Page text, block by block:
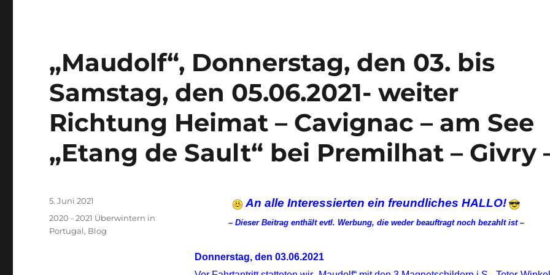
„Maudolf“, Donnerstag, den 03. bis
Samstag, den 05.06.2021- weiter
Richtung Heimat – Cavignac – am See
„Etang de Sault“ bei Premilhat – Givry
An alle Interessierten ein freundliches HALLO!
– Dieser Beitrag enthält evtl. Werbung, die weder beauftragt noch bezahlt ist –
Donnerstag, den 03.06.2021
Veröffentlicht
5. Juni 2021
Kategorien
2020 - 2021 Überwintern in
Portugal, Blog